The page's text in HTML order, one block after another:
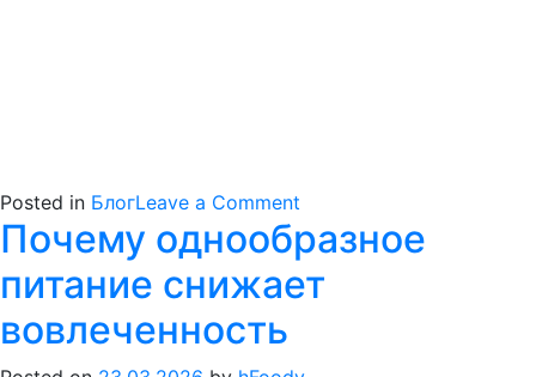
Posted in БлогLeave a Comment
Обновленный
ассортимент
в
Почему однообразное
питание снижает
вовлеченность